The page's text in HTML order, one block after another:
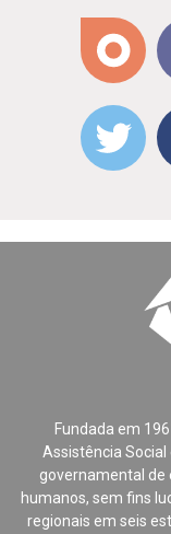
Fundada em
Assistência Social
governamental de
humanos, sem fins
regionais em seis